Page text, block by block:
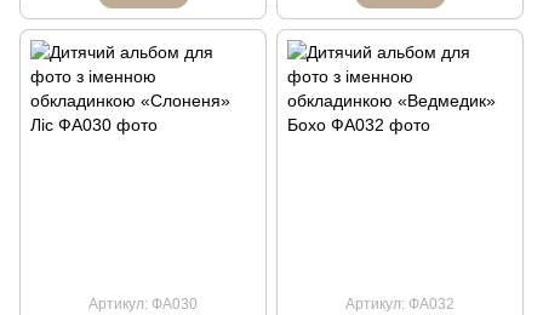
Артикул: ФА030 Артикул: ФА032